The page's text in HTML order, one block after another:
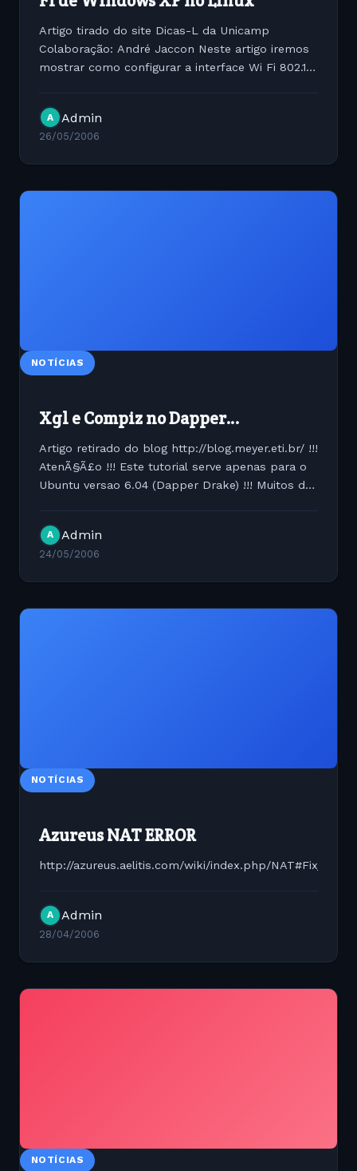
Artigo tirado do site Dicas-L da Unicamp
Colaboração: André Jaccon Neste artigo iremos
mostrar como configurar a interface Wi Fi 802.11b
este chipset, para...
A Admin
26/05/2006
NOTÍCIAS
Xgl e Compiz no Dapper…
Artigo retirado do blog http://blog.meyer.eti.br/ !!!
AtenÃ§Ã£o !!! Este tutorial serve apenas para o
Ubuntu versao 6.04 (Dapper Drake) !!! Muitos de
A Admin
24/05/2006
NOTÍCIAS
Azureus NAT ERROR
http://azureus.aelitis.com/wiki/index.php/
A Admin
28/04/2006
NOTÍCIAS